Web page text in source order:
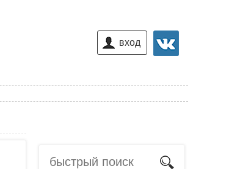
вход